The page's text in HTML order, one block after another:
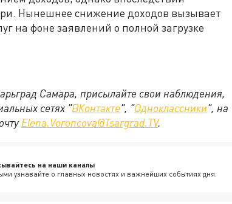
Нынешнее снижение доходов вызывает
на фоне заявлений о полной загрузке
Самара, присылайте свои наблюдения,
сетях "ВКонтакте", "Одноклассники", на
Elena.Voroncova@Tsargrad.TV.
на наши каналы
узнавайте о главных новостях и важнейших событиях дня.